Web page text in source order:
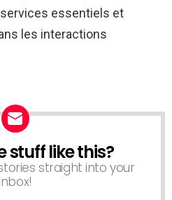
essentiels et
les interactions
stuff like this?
straight into your